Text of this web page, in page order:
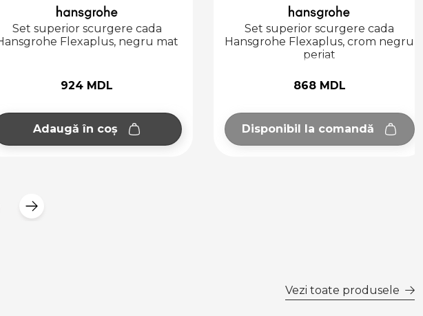
Set superior scurgere cada
Flexaplus, negru mat
924 MDL
Adaugă în coș
Set superior scurgere cada
Hansgrohe Flexaplus, crom negru
periat
868 MDL
Disponibil la comandă
Vezi toate produsele